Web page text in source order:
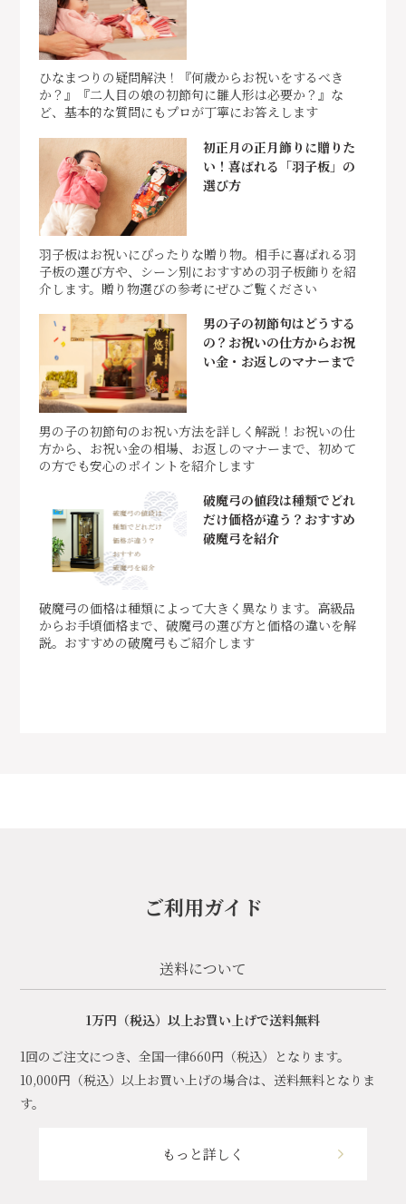
ひなまつりの疑問解決！『何歳からお祝いをするべき
か？』『二人目の娘の初節句に雛人形は必要か？』な
ど、基本的な質問にもプロが丁寧にお答えします
初正月の正月飾りに贈りた
い！喜ばれる「羽子板」の
選び方
羽子板はお祝いにぴったりな贈り物。相手に喜ばれる羽
子板の選び方や、シーン別におすすめの羽子板飾りを紹
介します。贈り物選びの参考にぜひご覧ください
男の子の初節句はどうする
の？お祝いの仕方からお祝
い金・お返しのマナーまで
男の子の初節句のお祝い方法を詳しく解説！お祝いの仕
方から、お祝い金の相場、お返しのマナーまで、初めて
の方でも安心のポイントを紹介します
破魔弓の値段は種類でどれ
だけ価格が違う？おすすめ
破魔弓を紹介
破魔弓の価格は種類によって大きく異なります。高級品
からお手頃価格まで、破魔弓の選び方と価格の違いを解
説。おすすめの破魔弓もご紹介します
ご利用ガイド
送料について
1万円（税込）以上お買い上げで送料無料
1回のご注文につき、全国一律660円（税込）となります。
10,000円（税込）以上お買い上げの場合は、送料無料となりま
す。
もっと詳しく